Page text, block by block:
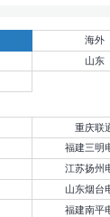
海外
山东
重庆联
福建三明
江苏扬州
山东烟台
福建南平